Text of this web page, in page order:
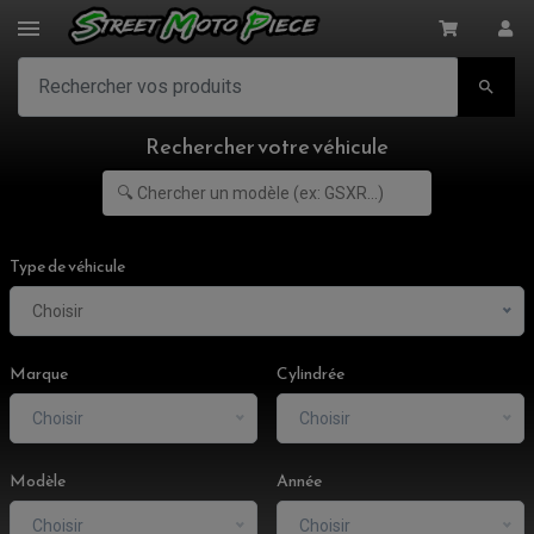
COMMANDE RECULE
CLIGNOTANT ADAPTABLE, UNIVERSEL

Rechercher votre véhicule
Type de véhicule
Choisir
Marque
Choisir
Cylindrée
Choisir
Modèle
Choisir
Année
Choisir